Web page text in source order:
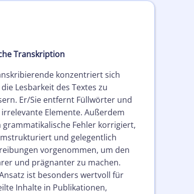
Transkription
konzentriert sich
Lesbarkeit des Textes zu
Er/Sie entfernt Füllwörter und
Elemente. Außerdem
grammatikalische Fehler korrigiert,
und gelegentlich
vorgenommen, um den
und prägnanter zu machen.
ist besonders wertvoll für
Inhalte in Publikationen,